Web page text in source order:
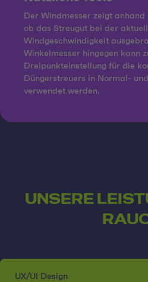
Der Windmesser zeigt anhand
ob das Streugut bei der
Windgeschwindigkeit
Winkelmesser hingegen kann
Dreipunkteinstellung für die
Düngerstreuers in Normal-
verwendet werden.
UNSERE
UX/UI Design